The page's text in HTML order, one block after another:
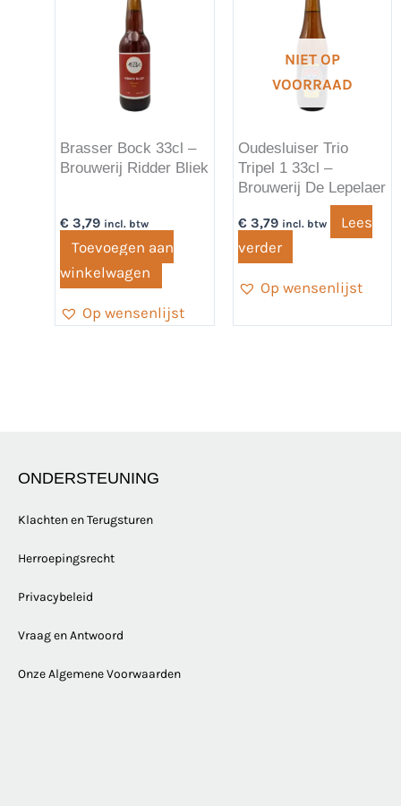
Brasser Bock 33cl –
Brouwerij Ridder Bliek
€ 3,79 incl. btw
Toevoegen aan
winkelwagen
Op wensenlijst
NIET OP
VOORRAAD
Oudesluiser Trio
Tripel 1 33cl –
Brouwerij De Lepelaer
€3,79 incl. btw
Lees
verder
Op wensenlijst
ONDERSTEUNING
Klachten en Terugsturen
Herroepingsrecht
Privacybeleid
Vraag en Antwoord
Onze Algemene Voorwaarden